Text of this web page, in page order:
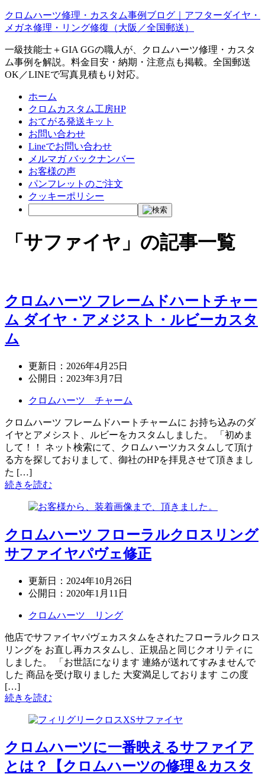
クロムハーツ修理・カスタム事例ブログ｜アフターダイヤ・
メガネ修理・リング修復（大阪／全国郵送）
一級技能士＋GIA GGの職人が、クロムハーツ修理・カスタ
ム事例を解説。料金目安・納期・注意点も掲載。全国郵送
OK／LINEで写真見積もり対応。
ホーム
クロムカスタム工房HP
おてがる発送キット
お問い合わせ
Lineでお問い合わせ
メルマガ バックナンバー
お客様の声
パンフレットのご注文
クッキーポリシー
「サファイヤ」の記事一覧
クロムハーツ フレームドハートチャー
ム ダイヤ・アメジスト・ルビーカスタ
ム
更新日： 2026年4月25日
公開日： 2023年3月7日
クロムハーツ チャーム
クロムハーツ フレームドハートチャームに お持ち込みのダ
イヤとアメシスト、ルビーをカスタムしました。 「初めま
して！！ ネット検索にて、クロムハーツカスタムして頂け
る方を探しておりまして、御社のHPを拝見させて頂きまし
た […]
続きを読む
クロムハーツ フローラルクロスリング
サファイヤパヴェ修正
更新日： 2024年10月26日
公開日： 2020年1月11日
クロムハーツ リング
他店でサファイヤパヴェカスタムをされたフローラルクロス
リングを お直し再カスタムし、正規品と同じクオリティに
しました。 「お世話になります 連絡が送れてすみませんで
した 商品を受け取りました 大変満足しております この度
[…]
続きを読む
クロムハーツに一番映えるサファイア
とは？【クロムハーツの修理＆カスタ